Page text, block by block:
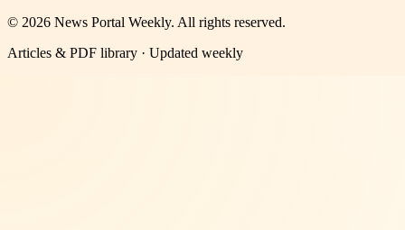
© 2026 News Portal Weekly. All rights reserved.
Articles & PDF library · Updated weekly